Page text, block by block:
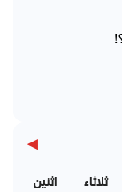
▶
اثنين ثلاثاء